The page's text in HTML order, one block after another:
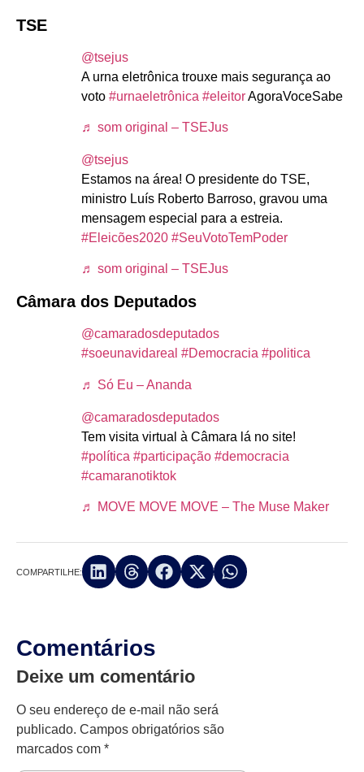
TSE
@tsejus
A urna eletrônica trouxe mais segurança ao
voto #urnaeletrônica #eleitorAgoraVoceSabe
♬ som original – TSEJus
@tsejus
Estamos na área! O presidente do TSE,
ministro Luís Roberto Barroso, gravou uma
mensagem especial para a estreia.
#Eleicões2020 #SeuVotoTemPoder
♬ som original – TSEJus
Câmara dos Deputados
@camaradosdeputados
#soeunavidareal #Democracia #politica
♬ Só Eu – Ananda
@camaradosdeputados
Tem visita virtual à Câmara lá no site!
#política #participação #democracia
#camaranotiktok
♬ MOVE MOVE MOVE – The Muse Maker
COMPARTILHE:
Comentários
Deixe um comentário
O seu endereço de e-mail não será
publicado. Campos obrigatórios são
marcados com *